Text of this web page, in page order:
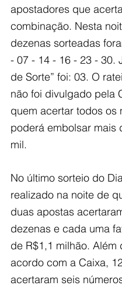
apostadores que
combinação. Nesta
dezenas sorteadas
- 07 - 14 - 16 - 23 - 30.
de Sorte” foi: 03. O
não foi divulgado pela
quem acertar todos os
poderá embolsar mais
mil.
No último sorteio do
realizado na noite de
duas apostas
dezenas e cada uma
de R$1,1 milhão. Além
acordo com a Caixa,
acertaram seis